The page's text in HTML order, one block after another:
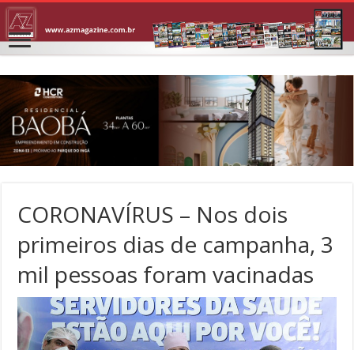
CORONAVÍRUS – Nos dois
primeiros dias de campanha, 3
mil pessoas foram vacinadas